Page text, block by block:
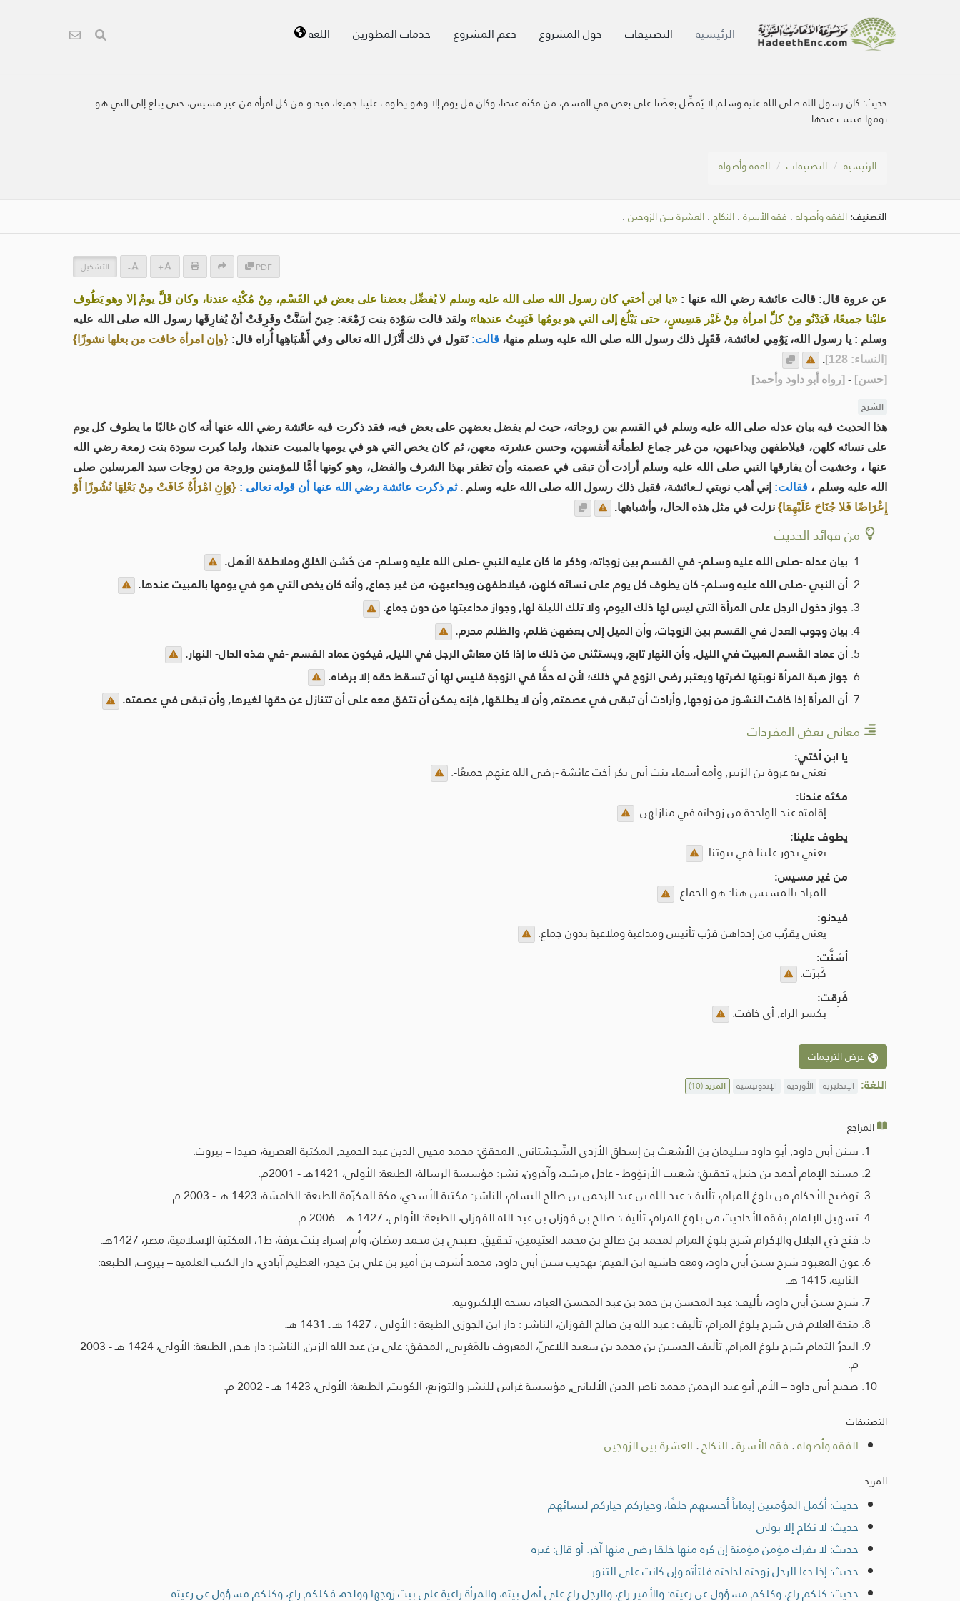
الرئيسية التصنيفات حول المشروع دعم المشروع خدمات المطورين اللغة
حديث: كان رسول الله صلى الله عليه وسلم لا يُفضِّل بعضَنا على بعض في القسم، من مكثه عندنا، وكان قل يوم إلا وهو يطوف علينا جميعا، فيدنو من كل امرأة من غير مسيس، حتى يبلغ إلى التي هو
يومها فيبيت عندها
الرئيسية التصنيفات الفقه وأصوله
التصنيف: الفقه وأصوله . فقه الأسرة . النكاح . العشرة بين الزوجين .
PDF
+
- التشكيل
عن عروة قال: قالت عائشة رضي الله عنها :«يا ابن أختي كان رسول الله صلى الله عليه وسلم لا يُفضِّل بعضنا على بعض في القَسْم، مِنْ مُكْثِه عندنا، وكان قَلَّ يومٌ إلا وهو يَطُوف
عليْنا جميعًا، فَيَدْنُو مِنْ كلِّ امرأة مِنْ غَيْر مَسِيسٍ، حتى يَبْلُغ إلى التي هو يومُها فَيَبِيتُ عندها»ولقد قالت سَوْدة بنت زَمْعَة: حِينَ أسَنَّتْ وفَرِقَتْ أنْ يُفارِقَها رسول الله صلى الله عليه
وسلم : يا رسول الله، يَوْمِي لعائشة، فَقَبِل ذلك رسول الله صلى الله عليه وسلم منها، قالت: نَقول في ذلك أَنْزَل الله تعالى وفي أَشْبَاهِها أُراه قال: {وإن امرأة خافت من بعلها نشوزًا}
[النساء: 128]
.
[حسن]
-
[رواه أبو داود وأحمد]
الشرح
هذا الحديث فيه بيان عدله صلى الله عليه وسلم في القسم بين زوجاته، حيث لم يفضل بعضهن على بعض فيه، فقد ذكرت فيه عائشة رضي الله عنها أنه كان غالبًا ما يطوف كل يوم
على نسائه كلهن، فيلاطفهن ويداعبهن، من غير جماع لطمأنة أنفسهن، وحسن عشرته معهن، ثم كان يخص التي هو في يومها بالمبيت عندها، ولما كبرت سودة بنت زمعة رضي الله
عنها ، وخشيت أن يفارقها النبي صلى الله عليه وسلم أرادت أن تبقى في عصمته وأن تظفر بهذا الشرف والفضل، وهو كونها أمًّا للمؤمنين وزوجة من زوجات سيد المرسلين صلى
الله عليه وسلم ، فقالت: إني أهب نوبتي لـعائشة، فقبل ذلك رسول الله صلى الله عليه وسلم . ثم ذكرت عائشة رضي الله عنها أن قوله تعالى : {وَإِنِ امْرَأَةٌ خَافَتْ مِنْ بَعْلِهَا نُشُوزًا أَوْ
إِعْرَاضًا فَلا جُنَاحَ عَلَيْهِمَا} نزلت في مثل هذه الحال، وأشباهها.
من فوائد الحديث
بيان عدله -صلى الله عليه وسلم- في القسم بين زوجاته، وذكر ما كان عليه النبي -صلى الله عليه وسلم- من حُسْن الخلق وملاطفة الأهل.
أن النبي -صلى الله عليه وسلم- كان يطوف كل يوم على نسائه كلهن، فيلاطفهن ويداعبهن، من غير جماع, وأنه كان يخص التي هو في يومها بالمبيت عندها.
جواز دخول الرجل على المرأة التي ليس لها ذلك اليوم، ولا تلك الليلة لها, وجواز مداعبتها من دون جماع.
بيان وجوب العدل في القسم بين الزوجات، وأن الميل إلى بعضهن ظلم، والظلم محرم.
أن عماد القَسم المبيت في الليل, وأن النهار تابع, ويستثنى من ذلك ما إذا كان معاش الرجل في الليل, فيكون عماد القسم -في هذه الحال- النهار.
جواز هبة المرأة نوبتها لضرتها ويعتبر رضى الزوج في ذلك؛ لأن له حقًّا في الزوجة فليس لها أن تسقط حقه إلا برضاه.
أن المرأة إذا خافت النشوز من زوجها, وأرادت أن تبقى في عصمته, وأن لا يطلقها, فإنه يمكن أن تتفق معه على أن تتنازل عن حقها لغيرها, وأن تبقى في عصمته.
معاني بعض المفردات
يا ابن أختي:
تعني به عروة بن الزبير, وأمه أسماء بنت أبي بكر أخت عائشة -رضي الله عنهم جميعًا-.
مكثه عندنا:
إقامته عند الواحدة من زوجاته في منازلهن.
يطوف علينا:
يعني يدور علينا في بيوتنا.
من غير مسيس:
المراد بالمسيس هنا: هو الجماع.
فيدنو:
يعني يقرُب من إحداهن قرْب تأنيس ومداعبة وملاعبة بدون جماع.
أسَنَّت:
كَبِرَت.
فَرِقت:
بكسر الراء, أي خافت.
عرض الترجمات
اللغة: الإنجليزية الأوردية الإندونيسية المزيد(10)
المراجع
سنن أبي داود, أبو داود سليمان بن الأشعث بن إسحاق الأزدي السِّجِسْتاني, المحقق: محمد محيي الدين عبد الحميد, المكتبة العصرية، صيدا – بيروت.
مسند الإمام أحمد بن حنبل، تحقيق: شعيب الأرنؤوط - عادل مرشد، وآخرون، نشر: مؤسسة الرسالة، الطبعة: الأولى، 1421هـ - 2001م.
توضيح الأحكام مِن بلوغ المرام، تأليف: عبد الله بن عبد الرحمن بن صالح البسام، الناشر: مكتبة الأسدي، مكة المكرّمة الطبعة: الخامِسَة، 1423 هـ - 2003 م.
تسهيل الإلمام بفقه الأحاديث من بلوغ المرام، تأليف: صالح بن فوزان بن عبد الله الفوزان، الطبعة: الأولى، 1427 هـ - 2006 م.
فتح ذي الجلال والإكرام شرح بلوغ المرام لمحمد بن صالح بن محمد العثيمين، تحقيق: صبحي بن محمد رمضان، وأُم إسراء بنت عرفة، ط1، المكتبة الإسلامية، مصر، 1427هـ.
عون المعبود شرح سنن أبي داود، ومعه حاشية ابن القيم: تهذيب سنن أبي داود, محمد أشرف بن أمير بن علي بن حيدر، العظيم آبادي, دار الكتب العلمية – بيروت, الطبعة:
الثانية، 1415 هـ.
شرح سنن أبي داود، تأليف: عبد المحسن بن حمد بن عبد المحسن العباد، نسخة الإلكترونية.
منحة العلام في شرح بلوغ المرام، تأليف : عبد الله بن صالح الفوزان، الناشر : دار ابن الجوزي الطبعة : الأولى ، 1427 هـ ـ 1431 هـ.
البدرُ التمام شرح بلوغ المرام, تأليف الحسين بن محمد بن سعيد اللاعيّ، المعروف بالمَغرِبي, المحقق: علي بن عبد الله الزبن, الناشر: دار هجر, الطبعة: الأولى، 1424 هـ - 2003
م.
صحيح أبي داود – الأم, أبو عبد الرحمن محمد ناصر الدين الألباني, مؤسسة غراس للنشر والتوزيع، الكويت, الطبعة: الأولى، 1423 هـ - 2002 م.
التصنيفات
الفقه وأصوله. فقه الأسرة. النكاح. العشرة بين الزوجين
المزيد
حديث: أكمل المؤمنين إيماناً أحسنهم خلقًا، وخياركم خياركم لنسائهم
حديث: لا نكاح إلا بولي
حديث: لا يفرك مؤمن مؤمنة إن كره منها خلقا رضي منها آخر. أو قال: غيره
حديث: إذا دعا الرجل زوجته لحاجته فلتأته وإن كانت على التنور
حديث: كلكم راع، وكلكم مسؤول عن رعيته: والأمير راع، والرجل راع على أهل بيته، والمرأة راعية على بيت زوجها وولده، فكلكم راع، وكلكم مسؤول عن رعيته